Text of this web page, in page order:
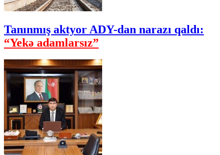
Tanınmış aktyor ADY-dan narazı qaldı:
“Yekə adamlarsız”